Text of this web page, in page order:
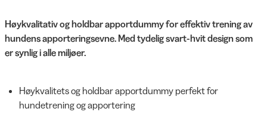
Høykvalitativ og holdbar apportdummy for effektiv trening av
hundens apporteringsevne. Med tydelig svart-hvit design som
er synlig i alle miljøer.
Høykvalitets og holdbar apportdummy perfekt for
hundetrening og apportering